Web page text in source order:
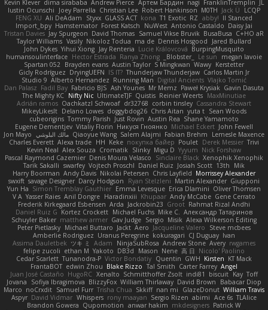
Kevin Klever dima sirababa Andrew Pierce Артем Бардин nagi FranklinTremplin JL
Iustin Ocunschi
Joey Parrella Christian Lee Robert Hankinson M0TH Jack Ü
LCQP
FENG XU Ali DeAdam Styxx GLASS ACT kona T1 Exotic RZ abby! ll Stanced
Import_bpy Hamsternator Forest Katsch NuWest Antonio Castaldo Daisy Jai
Tristan Davies Jay Spurgeon David Thomas Samuel Vikse Bruvik BusaBusa C+HO aR
Taylor Williams Vasily Nikoloz Todua ma de Dennis Hosgood
Jared Bullard
John Dykes Yihui Xiong Jay Renteria Lucie Královcová BurpingMusquito
humansoulinterface Hector Estrada Ranya Zhong _Blobster_ Le sun
megan lavoie
Spartan 052 Brayden evans Austin Taylor S Mingkwan Wawy Kerstetter
Gicly Rodríguez DryingUEFN IS IT? Thunderjaw Thunderjaw Carlos Martin Jr
Studio 9 Alberto Hernandez Running Man Digital Ancients Vlajko Tomić
Dan Palasz Fadil Bay Fabricio BJS Ash Younes Mr Memz Paweł Krysiak Gavin Dasuta
The Mighty KC Nifty Nic UltimateTJF Quistis Reinier Weerts MaxMinutiae
Adrián ramos Oachkatzl Schwoaf dr32768 corbin tinsley Cassandra Stewart
MikeyLikesIt Delano Lowes doggybdog26 Chris Aitan yuta t Sean Woods
cubeorigins Tommy Parish Just Rovin Austin Rea Shane Yamamoto
Eugene Dementjev Vitaliy Florin Никуся Гноянко Michael Eckert John Fewell
Jon Mayo مالك البلوشي Qiaoyue Wang Salem Alajmi Fabian Brehm
Lemesle Maxence
Charles Everett Alexa trade HH Keke покупка байер Poulet Derek Messier Trivi
Kevin Neal Alex Souza Cromatik Slinky Migu D Yyyum Nick Forshaw
Pascal Raymond Cazemier Denis Moura Velasco Sinclaire Black Xenophik Xenophik
Tarik Sakalli swarfey Vojtech Proschl Daniel Ruiz Josiah Scott 13th
Mik
Harry Boorman Andy Davis Nikolai Petersen Chris Layfield Morrissey Alexander
swxift savage Designer Darcy Hodgson Ryan Stelzleni Martin Alexander Giupponi
Yun Ha Simon Tremblay Gauthier Emma Levesque Erica Dlamini Oliver Thomsen
V A Yasser Raies Anil Dongre Haradinxiii Khupaar Andy McCabe Gene Cerrato
Frederik Kirkegaard Esbensen Arda Jackrobin23 Groot Rahmat Rizal Andhi
Daniel Ruiz G Kortez Crockett Michael Fuchs Mike C. Александр Татаринов
Schuyler Baker matthew armer Gav Judge Sergio Misik Alexa Wilkerson Editing
Peter Pietlasky Michael Buttaro Jackt Aero Jacqueline Valero
Steve mcbees
Amberlie Rodriguez Uranus Peregrine kokuragari CJ Duguay Ivan
Assima Dauletbek ツキ ミ Adam NinjaSubRosa Andrew Stone Avery rwgames
felipe zucoli ethan M Yakoto DB3d Mason Nene 高 日 Nicolo' Paolino
Cedar Scarlett Tunanodra-P Victor Bondatiy Quentin GWH Kirsten KT Mack
FrantaBOT edwin Zhou Blake Rizzo Tal Smith Carter Farrey Angel
Juan José Castaño HugoRC Xenalto Schmitthoffer Zsolt indi81 biscuit Kay Toff
Jovana
Sofiya Ibragimova BlizzyFox William Thirlaway David Brown
Babacar Diop
Marco noCrxdit Samuel Furr Trisha Chua Skkiff nan mi GlazeDonut William Travis
Aspyr David Vidmar Whispers rony maayan Sergio Rizen abimi Ace 6s TLAlice
Brandon Gowera Qupomotion anwar hakim mkdesigners Patrick W